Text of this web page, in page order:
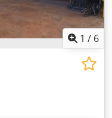
1 / 6